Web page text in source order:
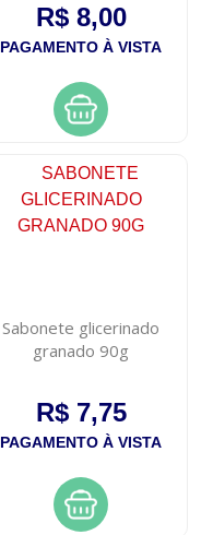
R$ 8,00
PAGAMENTO À VISTA
Sabonete glicerinado
granado 90g
R$ 7,75
PAGAMENTO À VISTA